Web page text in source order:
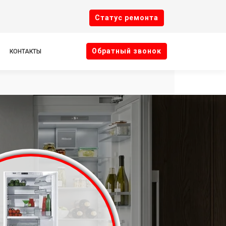
Cтатус ремонта
КОНТАКТЫ Oбратный звонок